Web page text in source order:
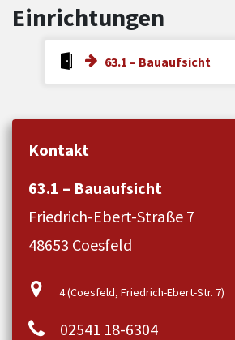
Einrichtungen
63.1 – Bauaufsicht
Kontakt
63.1 – Bauaufsicht
Friedrich-Ebert-Straße 7
48653 Coesfeld
4 (Coesfeld, Friedrich-Ebert-Str. 7)
02541 18-6304